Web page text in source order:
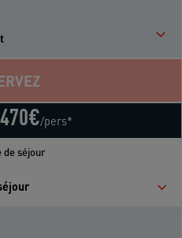
470€/pers*
de séjour